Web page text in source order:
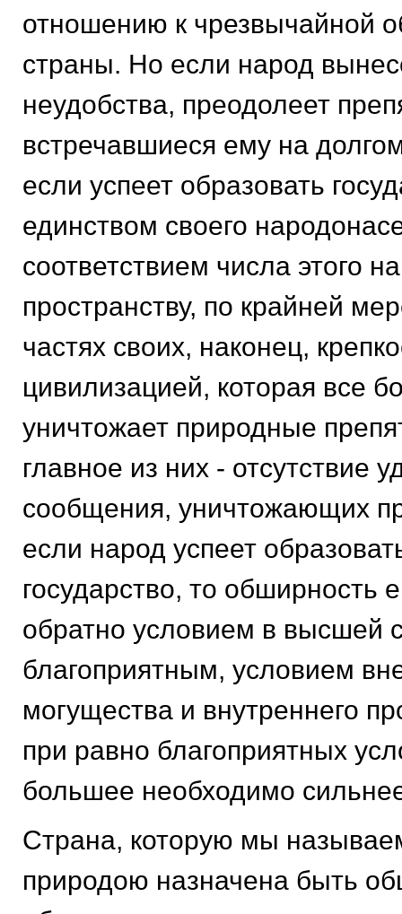
отношению к чрезвычайной
страны. Но если народ
неудобства, преодолеет
встречавшиеся ему на
если успеет образовать
единством своего
соответствием числа этого
пространству, по крайней
частях своих, наконец,
цивилизацией, которая все
уничтожает природные
главное из них - отсутствие
сообщения, уничтожающих
если народ успеет
государство, то обширность
обратно условием в высшей
благоприятным, условием
могущества и внутреннего
при равно благоприятных
большее необходимо
Страна, которую мы
природою назначена быть